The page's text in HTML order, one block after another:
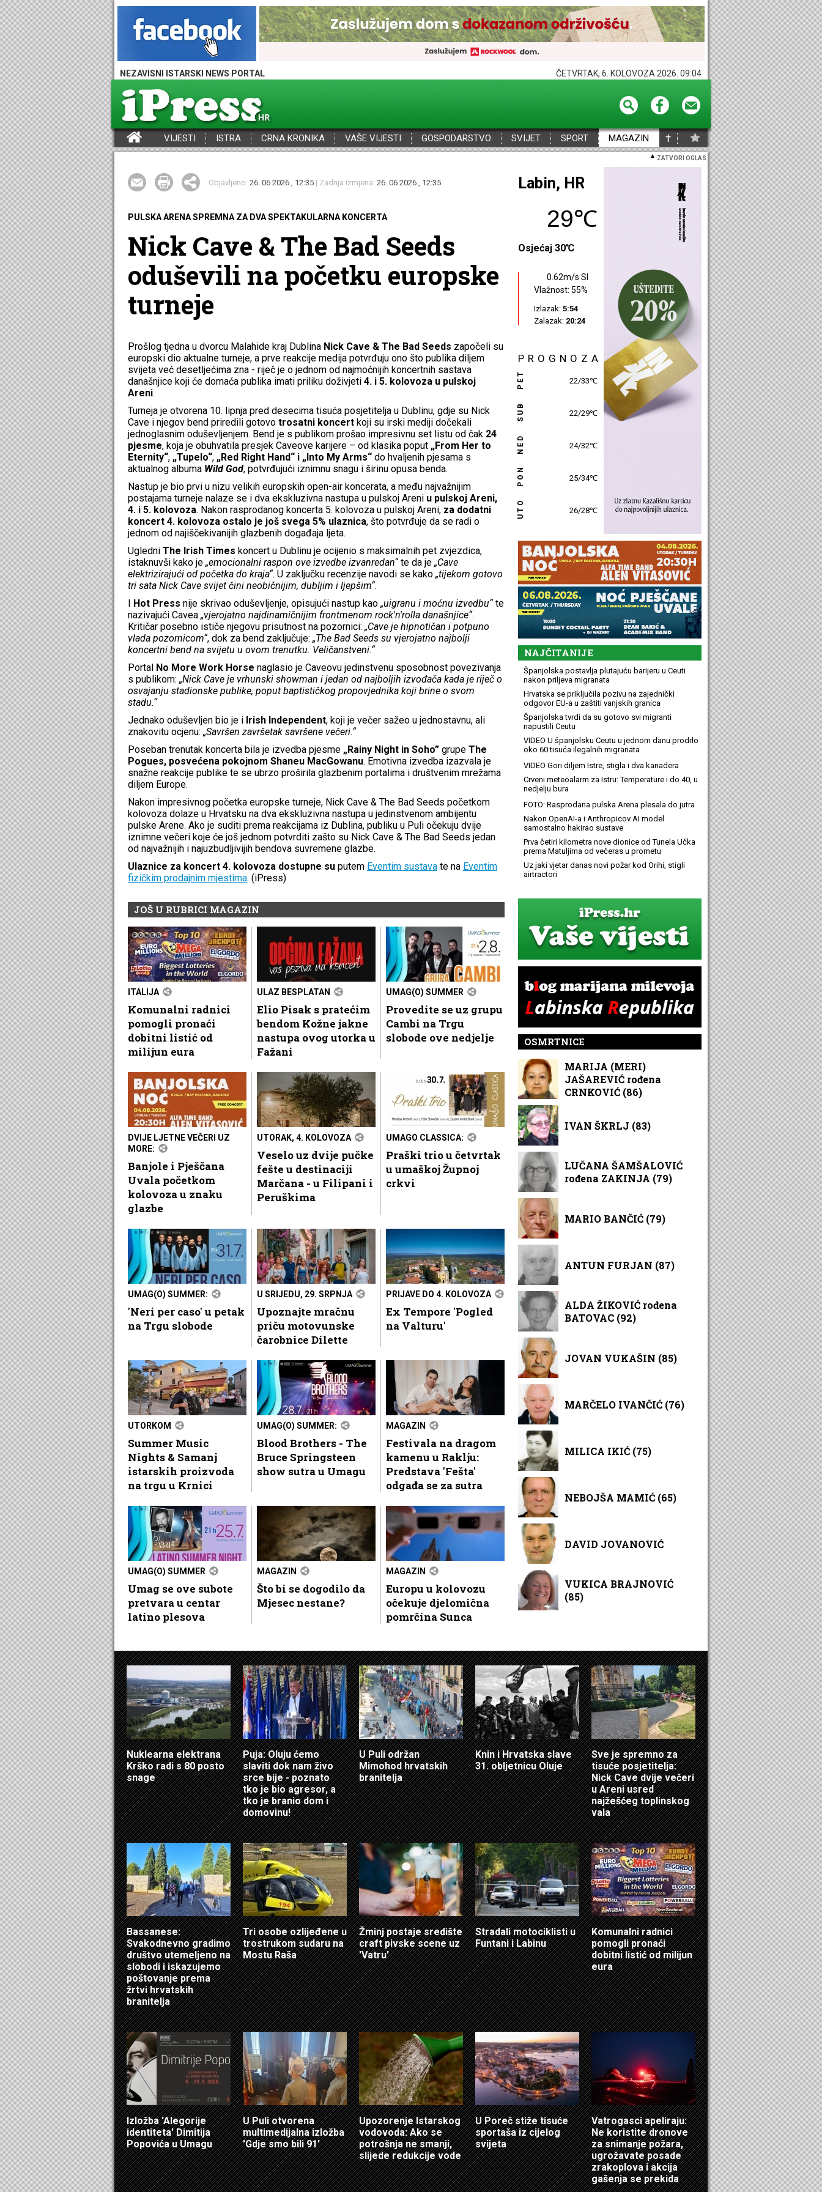
NEZAVISNI ISTARSKI NEWS PORTAL ČETVRTAK, 6. KOLOVOZA 2026. 09:04
VIJESTI ISTRA CRNA KRONIKA VAŠE VIJESTI GOSPODARSTVO SVIJET SPORT MAGAZIN †
ZATVORI OGLAS
Objavljeno: 26. 06 2026., 12:35 | Zadnja izmjena: 26. 06 2026., 12:35
PULSKA ARENA SPREMNA ZA DVA SPEKTAKULARNA KONCERTA
Nick Cave & The Bad Seeds
oduševili na početku europske
turneje
Prošlog tjedna u dvorcu Malahide kraj Dublina Nick Cave & The Bad Seeds započeli su
europski dio aktualne turneje, a prve reakcije medija potvrđuju ono što publika diljem
svijeta već desetljećima zna - riječ je o jednom od najmoćnijih koncertnih sastava
današnjice koji će domaća publika imati priliku doživjeti 4. i 5. kolovoza u pulskoj
Areni.
Turneja je otvorena 10. lipnja pred desecima tisuća posjetitelja u Dublinu, gdje su Nick
Cave i njegov bend priredili gotovo trosatni koncert koji su irski mediji dočekali
jednoglasnim oduševljenjem. Bend je s publikom prošao impresivnu set listu od čak 24
pjesme, koja je obuhvatila presjek Caveove karijere – od klasika poput „From Her to
Eternity“, „Tupelo“, „Red Right Hand“ i „Into My Arms“ do hvaljenih pjesama s
aktualnog albuma Wild God, potvrđujući iznimnu snagu i širinu opusa benda.
Nastup je bio prvi u nizu velikih europskih open-air koncerata, a među najvažnijim
postajama turneje nalaze se i dva ekskluzivna nastupa u pulskoj Areni u pulskoj Areni,
4. i 5. kolovoza. Nakon rasprodanog koncerta 5. kolovoza u pulskoj Areni, za dodatni
koncert 4. kolovoza ostalo je još svega 5% ulaznica, što potvrđuje da se radi o
jednom od najiščekivanijih glazbenih događaja ljeta.
Ugledni The Irish Times koncert u Dublinu je ocijenio s maksimalnih pet zvjezdica,
istaknuvši kako je „emocionalni raspon ove izvedbe izvanredan“te da je „Cave
elektrizirajući od početka do kraja“. U zaključku recenzije navodi se kako „tijekom gotovo
tri sata Nick Cave svijet čini neobičnijim, dubljim i ljepšim“.
I Hot Press nije skrivao oduševljenje, opisujući nastup kao „uigranu i moćnu izvedbu“te
nazivajući Cavea „vjerojatno najdinamičnijim frontmenom rock'n'rolla današnjice“.
Kritičar posebno ističe njegovu prisutnost na pozornici: „Cave je hipnotičan i potpuno
vlada pozornicom“, dok za bend zaključuje: „The Bad Seeds su vjerojatno najbolji
koncertni bend na svijetu u ovom trenutku. Veličanstveni.“
Portal No More Work Horse naglasio je Caveovu jedinstvenu sposobnost povezivanja
s publikom: „Nick Cave je vrhunski showman i jedan od najboljih izvođača kada je riječ o
osvajanju stadionske publike, poput baptističkog propovjednika koji brine o svom
stadu.“
Jednako oduševljen bio je i Irish Independent, koji je večer sažeo u jednostavnu, ali
znakovitu ocjenu: „Savršen završetak savršene večeri.“
Poseban trenutak koncerta bila je izvedba pjesme „Rainy Night in Soho” grupe The
Pogues, posvećena pokojnom Shaneu MacGowanu. Emotivna izvedba izazvala je
snažne reakcije publike te se ubrzo proširila glazbenim portalima i društvenim mrežama
diljem Europe.
Nakon impresivnog početka europske turneje, Nick Cave & The Bad Seeds početkom
kolovoza dolaze u Hrvatsku na dva ekskluzivna nastupa u jedinstvenom ambijentu
pulske Arene. Ako je suditi prema reakcijama iz Dublina, publiku u Puli očekuju dvije
iznimne večeri koje će još jednom potvrditi zašto su Nick Cave & The Bad Seeds jedan
od najvažnijih i najuzbudljivijih bendova suvremene glazbe.
Ulaznice za koncert 4. kolovoza dostupne su putem Eventim sustava te na Eventim
fizičkim prodajnim mjestima. (iPress)
JOŠ U RUBRICI MAGAZIN
ITALIJA
Komunalni radnici
pomogli pronaći
dobitni listić od
milijun eura
ULAZ BESPLATAN
Elio Pisak s pratećim
bendom Kožne jakne
nastupa ovog utorka u
Fažani
UMAG(O) SUMMER
Provedite se uz grupu
Cambi na Trgu
slobode ove nedjelje
DVIJE LJETNE VEČERI UZ
MORE:
Banjole i Pješčana
Uvala početkom
kolovoza u znaku
glazbe
UTORAK, 4. KOLOVOZA
Veselo uz dvije pučke
fešte u destinaciji
Marčana - u Filipani i
Peruškima
UMAGO CLASSICA:
Praški trio u četvrtak
u umaškoj Župnoj
crkvi
UMAG(O) SUMMER:
'Neri per caso' u petak
na Trgu slobode
U SRIJEDU, 29. SRPNJA
Upoznajte mračnu
priču motovunske
čarobnice Dilette
PRIJAVE DO 4. KOLOVOZA
Ex Tempore 'Pogled
na Valturu'
UTORKOM
Summer Music
Nights & Samanj
istarskih proizvoda
na trgu u Krnici
UMAG(O) SUMMER:
Blood Brothers - The
Bruce Springsteen
show sutra u Umagu
MAGAZIN
Festivala na dragom
kamenu u Raklju:
Predstava 'Fešta'
odgađa se za sutra
UMAG(O) SUMMER
Umag se ove subote
pretvara u centar
latino plesova
MAGAZIN
Što bi se dogodilo da
Mjesec nestane?
MAGAZIN
Europu u kolovozu
očekuje djelomična
pomrčina Sunca
Poreč, HR
30℃
Osjećaj 30℃
0.17m/s S
Vlažnost: 48%
Izlazak: 5:55
Zalazak: 20:27
PROGNOZA
PET 26/32℃
SUB 23/31℃
NED 26/31℃
PON 26/32℃
UTO 27/29℃
NAJČITANIJE
Španjolska postavlja plutajuću barijeru u Ceuti
nakon priljeva migranata
Hrvatska se priključila pozivu na zajednički
odgovor EU-a u zaštiti vanjskih granica
Španjolska tvrdi da su gotovo svi migranti
napustili Ceutu
VIDEO U španjolsku Ceutu u jednom danu prodrlo
oko 60 tisuća ilegalnih migranata
VIDEO Gori diljem Istre, stigla i dva kanadera
Crveni meteoalarm za Istru: Temperature i do 40, u
nedjelju bura
FOTO: Rasprodana pulska Arena plesala do jutra
Nakon OpenAI-a i Anthropicov AI model
samostalno hakirao sustave
Prva četiri kilometra nove dionice od Tunela Učka
prema Matuljima od večeras u prometu
Uz jaki vjetar danas novi požar kod Orihi, stigli
airtractori
OSMRTNICE
MARIJA (MERI)
JAŠAREVIĆ rođena
CRNKOVIĆ (86)
IVAN ŠKRLJ (83)
LUČANA ŠAMŠALOVIĆ
rođena ZAKINJA (79)
MARIO BANČIĆ (79)
ANTUN FURJAN (87)
ALDA ŽIKOVIĆ rođena
BATOVAC (92)
JOVAN VUKAŠIN (85)
MARČELO IVANČIĆ (76)
MILICA IKIĆ (75)
NEBOJŠA MAMIĆ (65)
DAVID JOVANOVIĆ
VUKICA BRAJNOVIĆ
(85)
Nuklearna elektrana
Krško radi s 80 posto
snage
Puja: Oluju ćemo
slaviti dok nam živo
srce bije - poznato
tko je bio agresor, a
tko je branio dom i
domovinu!
U Puli održan
Mimohod hrvatskih
branitelja
Knin i Hrvatska slave
31. obljetnicu Oluje
Sve je spremno za
tisuće posjetitelja:
Nick Cave dvije večeri
u Areni usred
najžešćeg toplinskog
vala
Bassanese:
Svakodnevno gradimo
društvo utemeljeno na
slobodi i iskazujemo
poštovanje prema
žrtvi hrvatskih
branitelja
Tri osobe ozlijeđene u
trostrukom sudaru na
Mostu Raša
Žminj postaje središte
craft pivske scene uz
'Vatru'
Stradali motociklisti u
Funtani i Labinu
Komunalni radnici
pomogli pronaći
dobitni listić od milijun
eura
Izložba 'Alegorije
identiteta' Dimitija
Popovića u Umagu
U Puli otvorena
multimedijalna izložba
'Gdje smo bili 91'
Upozorenje Istarskog
vodovoda: Ako se
potrošnja ne smanji,
slijede redukcije vode
U Poreč stiže tisuće
sportaša iz cijelog
svijeta
Vatrogasci apeliraju:
Ne koristite dronove
za snimanje požara,
ugrožavate posade
zrakoplova i akcija
gašenja se prekida